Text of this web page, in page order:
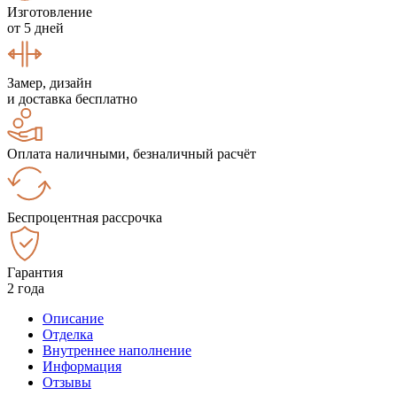
Изготовление
от 5 дней
Замер, дизайн
и доставка бесплатно
Оплата наличными, безналичный расчёт
Беспроцентная рассрочка
Гарантия
2 года
Описание
Отделка
Внутреннее наполнение
Информация
Отзывы